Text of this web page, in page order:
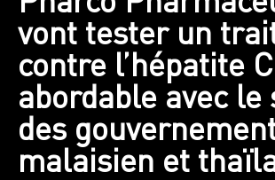
vont tester un
contre l’hépatite C
abordable avec le
des
malaisien et